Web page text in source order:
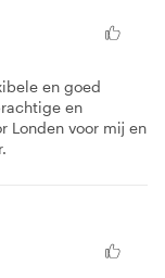
en goed
en
Londen voor mij en